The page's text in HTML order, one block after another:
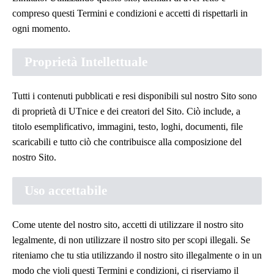
compreso questi Termini e condizioni e accetti di rispettarli in
ogni momento.
Proprietà Intellettuale
Tutti i contenuti pubblicati e resi disponibili sul nostro Sito sono
di proprietà di UTnice e dei creatori del Sito. Ciò include, a
titolo esemplificativo, immagini, testo, loghi, documenti, file
scaricabili e tutto ciò che contribuisce alla composizione del
nostro Sito.
Uso accettabile
Come utente del nostro sito, accetti di utilizzare il nostro sito
legalmente, di non utilizzare il nostro sito per scopi illegali. Se
riteniamo che tu stia utilizzando il nostro sito illegalmente o in un
modo che violi questi Termini e condizioni, ci riserviamo il